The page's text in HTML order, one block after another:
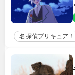
名探偵プリキュア！